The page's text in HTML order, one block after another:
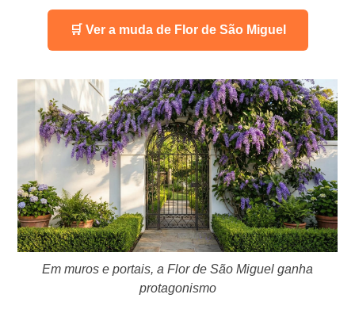
🛒 Ver a muda de Flor de São Miguel
Em muros e portais, a Flor de São Miguel ganha
protagonismo